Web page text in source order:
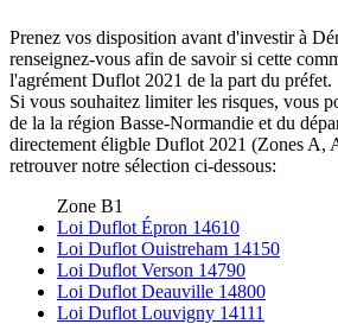
Prenez vos disposition avant d'investir à
renseignez-vous afin de savoir si cette
l'agrément Duflot 2021 de la part du préfet.
Si vous souhaitez limiter les risques, vous
de la la région Basse-Normandie et du
directement éligble Duflot 2021 (Zones A,
retrouver notre sélection ci-dessous:
Zone B1
Loi Duflot Épron 14610
Loi Duflot Ouistreham 14150
Loi Duflot Verson 14790
Loi Duflot Deauville 14800
Loi Duflot Louvigny 14111